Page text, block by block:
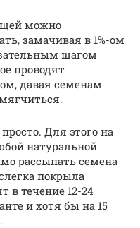
можно
замачивая в 1%-ом
шагом
проводят
давая семенам
Для этого на
натуральной
рассыпать семена
покрыла
в течение 12-24
и хотя бы на 15